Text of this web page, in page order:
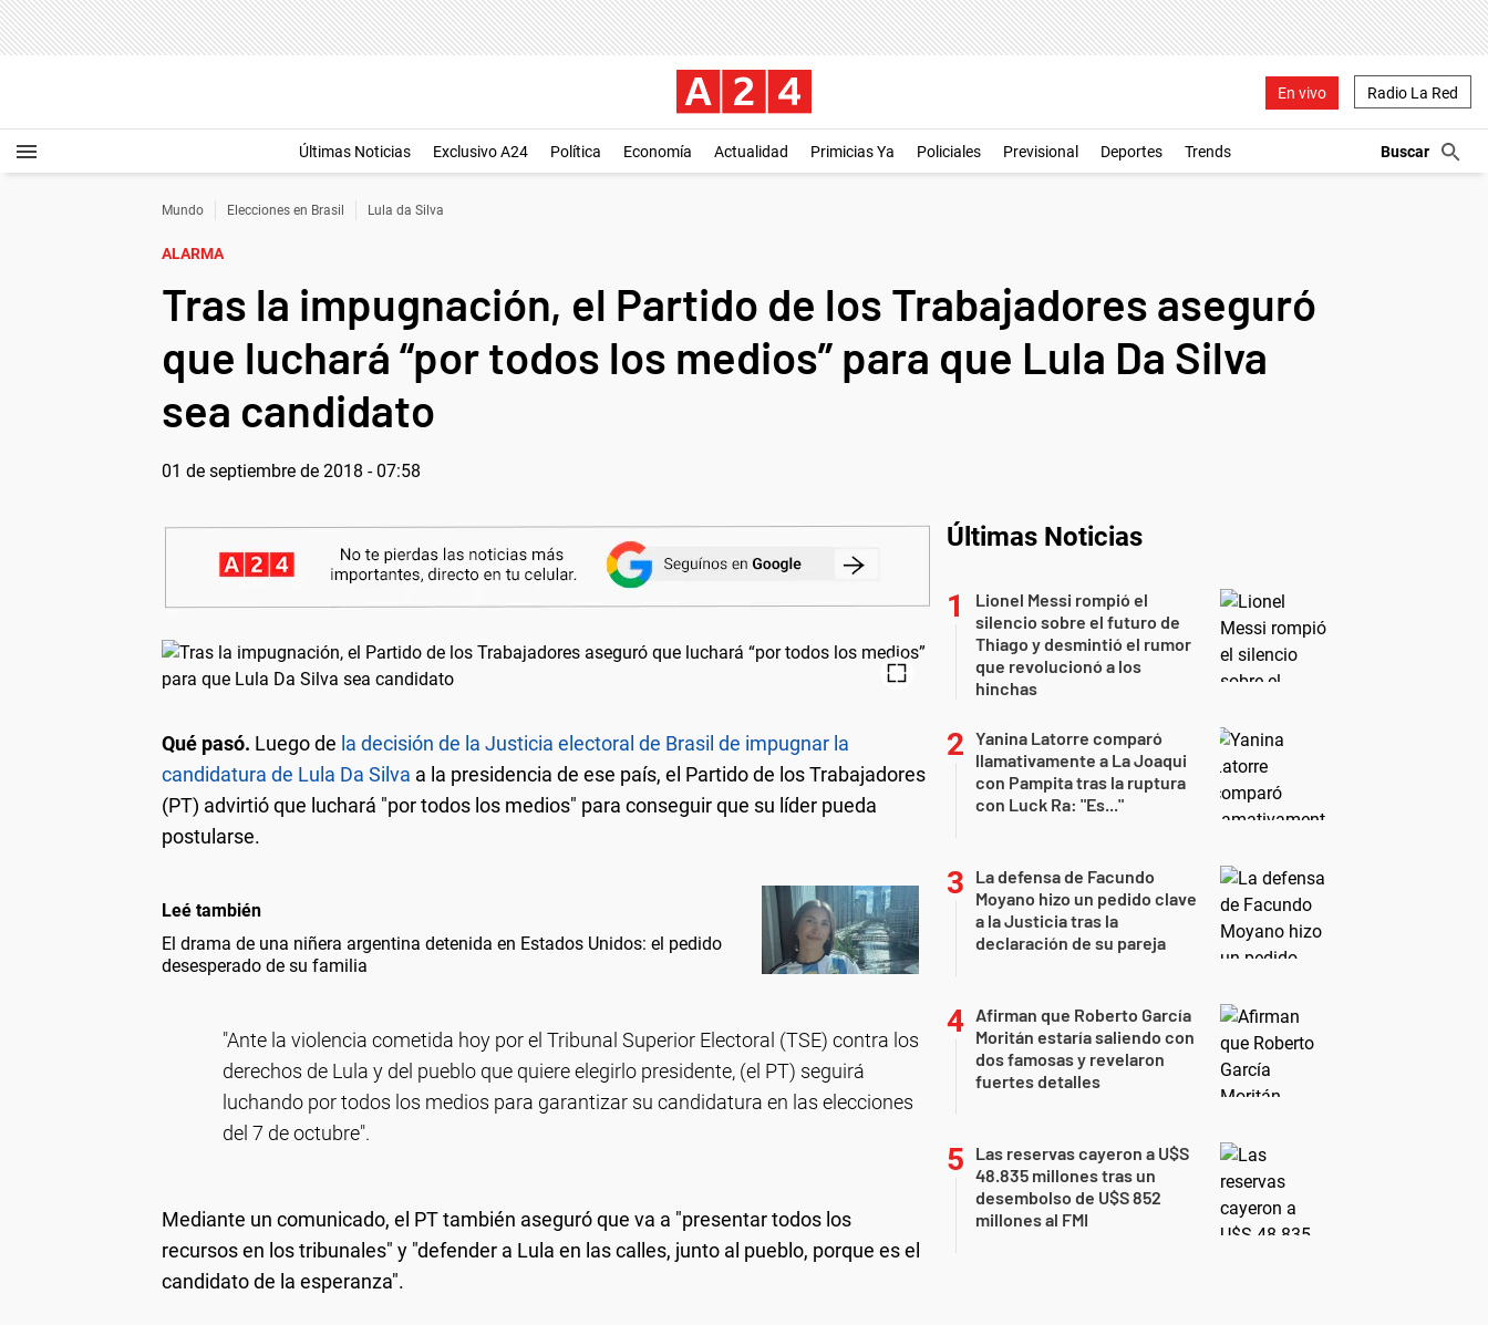
En vivo Radio La Red
Últimas Noticias Exclusivo A24 Política Economía Actualidad Primicias Ya Policiales Previsional Deportes Trends
Mundo Elecciones en Brasil Lula da Silva
ALARMA
Tras la impugnación, el Partido de los Trabajadores aseguró
que luchará “por todos los medios” para que Lula Da Silva
sea candidato
01 de septiembre de 2018 - 07:58
Qué pasó. Luego de la decisión de la Justicia electoral de Brasil de impugnar la
candidatura de Lula Da Silva a la presidencia de ese país, el Partido de los Trabajadores
(PT) advirtió que luchará "por todos los medios" para conseguir que su líder pueda
postularse.
Leé también
El drama de una niñera argentina detenida en Estados Unidos: el pedido
desesperado de su familia
"Ante la violencia cometida hoy por el Tribunal Superior Electoral (TSE) contra los
derechos de Lula y del pueblo que quiere elegirlo presidente, (el PT) seguirá
luchando por todos los medios para garantizar su candidatura en las elecciones
del 7 de octubre".
Mediante un comunicado, el PT también aseguró que va a "presentar todos los
recursos en los tribunales" y "defender a Lula en las calles, junto al pueblo, porque es el
candidato de la esperanza".
Últimas Noticias
Lionel Messi rompió el
silencio sobre el futuro de
Thiago y desmintió el rumor
que revolucionó a los
hinchas
Yanina Latorre comparó
llamativamente a La Joaqui
con Pampita tras la ruptura
con Luck Ra: "Es..."
La defensa de Facundo
Moyano hizo un pedido clave
a la Justicia tras la
declaración de su pareja
Afirman que Roberto García
Moritán estaría saliendo con
dos famosas y revelaron
fuertes detalles
Las reservas cayeron a U$S
48.835 millones tras un
desembolso de U$S 852
millones al FMI